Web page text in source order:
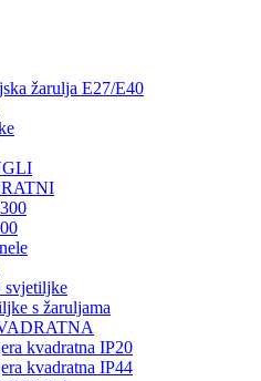
žarulja E27/E40
svjetiljke
s žaruljama
kvadratna IP20
kvadratna IP44